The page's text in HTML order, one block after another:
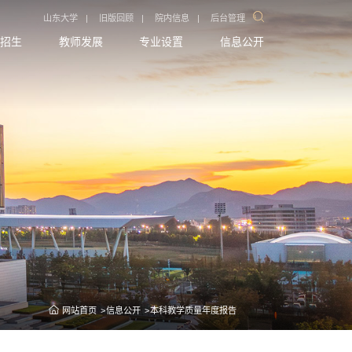
山东大学 | 旧版回顾 | 院内信息 | 后台管理
生 教师发展 专业设置 信息公开
网站首页 信息公开 本科教学质量年度报告